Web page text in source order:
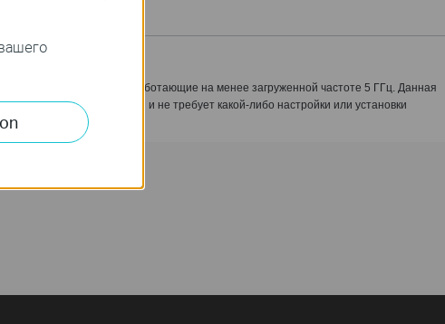
или маршрутизаторы, работающие на менее загруженной частоте 5 ГГц. Данная
проста в эксплуатации и не требует какой-либо настройки или установки